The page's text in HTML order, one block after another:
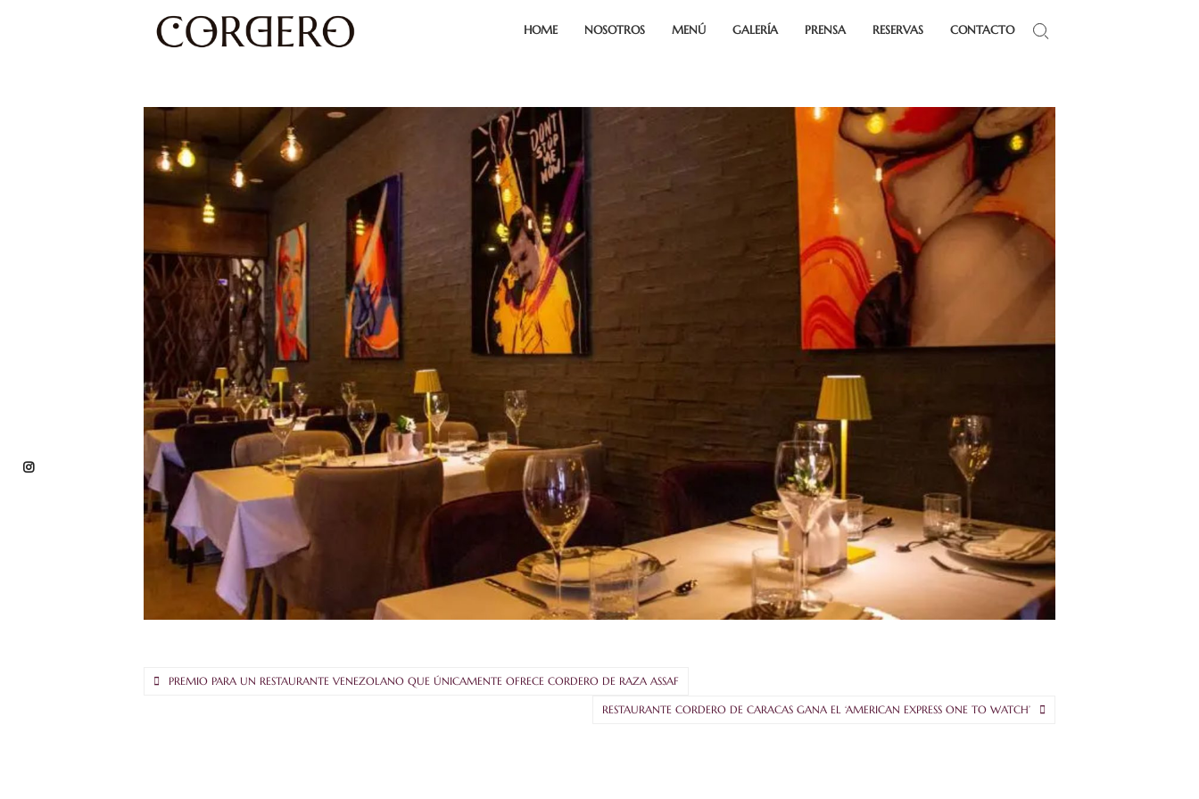
HOME NOSOTROS MENÚ GALERÍA PRENSA RESERVAS CONTACTO
PREMIO PARA UN RESTAURANTE VENEZOLANO QUE ÚNICAMENTE OFRECE CORDERO DE RAZA ASSAF
RESTAURANTE CORDERO DE CARACAS GANA EL ‘AMERICAN EXPRESS ONE TO WATCH’